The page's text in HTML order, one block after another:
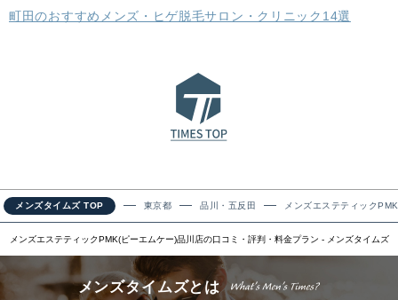
町田のおすすめメンズ・ヒゲ脱毛サロン・クリニック14選
メンズタイムズ TOP 東京都 品川・五反田 メンズエステティック
メンズエステティックPMK(ピーエムケー)品川店の口コミ・評判・料金プラン - メンズタイムズ
メンズタイムズとは